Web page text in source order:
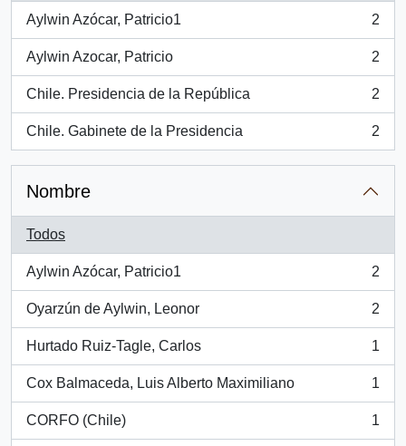
Aylwin Azócar, Patricio1
, 2 resultados
2
Aylwin Azocar, Patricio
, 2 resultados
2
Chile. Presidencia de la República
, 2 resultados
2
Chile. Gabinete de la Presidencia
, 2 resultados
2
Nombre
Todos
Aylwin Azócar, Patricio1
, 2 resultados
2
Oyarzún de Aylwin, Leonor
, 2 resultados
2
Hurtado Ruiz-Tagle, Carlos
, 1 resultados
1
Cox Balmaceda, Luis Alberto Maximiliano
, 1 resultados
1
CORFO (Chile)
, 1 resultados
1